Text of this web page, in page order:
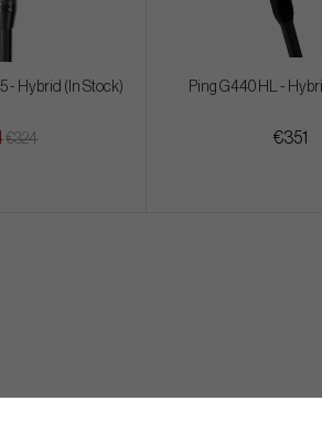
- Hybrid (In Stock)
€324
Ping G440 HL -
€351